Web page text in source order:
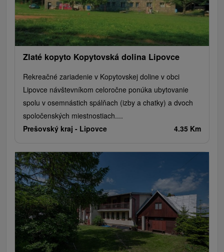
Zlaté kopyto Kopytovská dolina Lipovce
Rekreačné zariadenie v Kopytovskej doline v obci
Lipovce návštevníkom celoročne ponúka ubytovanie
spolu v osemnástich spálňach (izby a chatky) a dvoch
spoločenských miestnostiach....
Prešovský kraj - Lipovce 4.35 Km